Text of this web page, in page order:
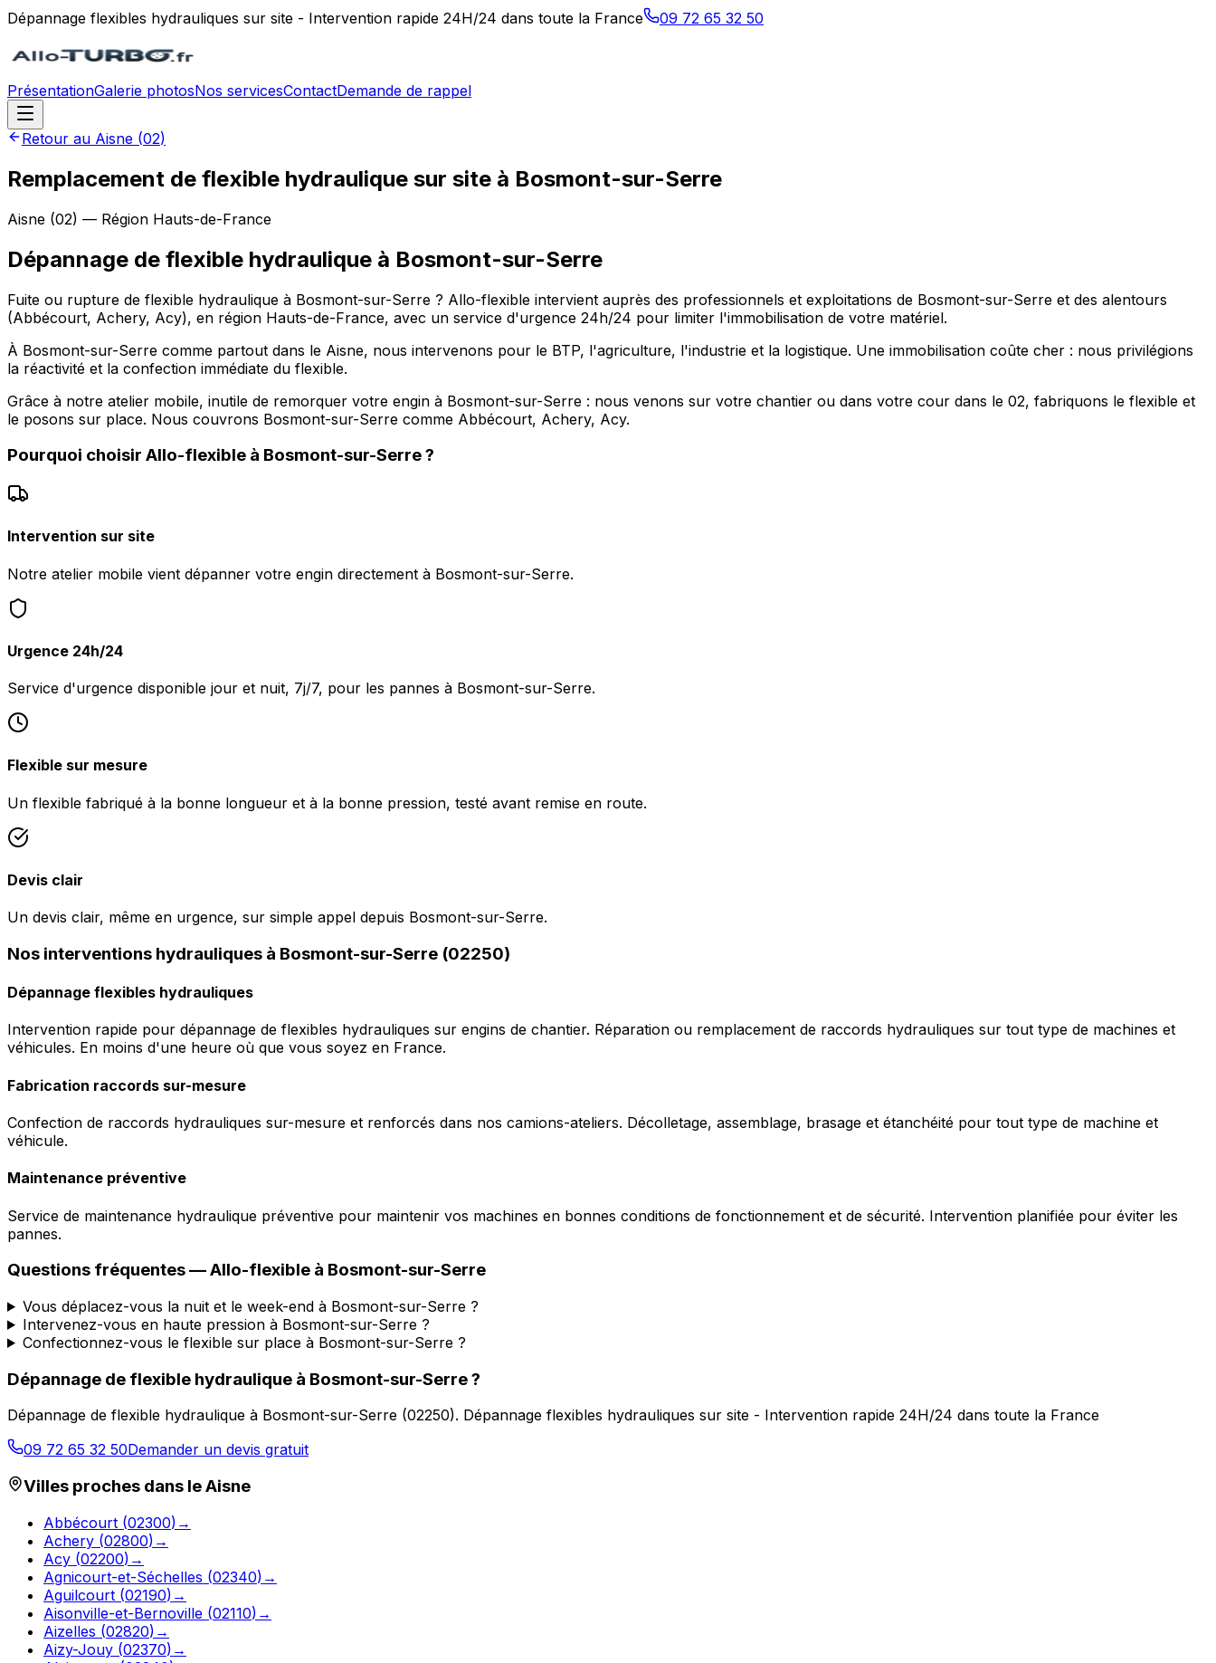
Dépannage flexibles hydrauliques sur site - Intervention rapide 24H/24 dans toute la France 09 72 65 32 50
PrésentationGalerie photosNos servicesContactDemande de rappel
Retour au Aisne (02)
Remplacement de flexible hydraulique sur site à Bosmont-sur-Serre
Aisne (02) — Région Hauts-de-France
Dépannage de flexible hydraulique à Bosmont-sur-Serre
Fuite ou rupture de flexible hydraulique à Bosmont-sur-Serre ? Allo-flexible intervient auprès des professionnels et exploitations de Bosmont-sur-Serre et des alentours
(Abbécourt, Achery, Acy), en région Hauts-de-France, avec un service d'urgence 24h/24 pour limiter l'immobilisation de votre matériel.
À Bosmont-sur-Serre comme partout dans le Aisne, nous intervenons pour le BTP, l'agriculture, l'industrie et la logistique. Une immobilisation coûte cher : nous privilégions
la réactivité et la confection immédiate du flexible.
Grâce à notre atelier mobile, inutile de remorquer votre engin à Bosmont-sur-Serre : nous venons sur votre chantier ou dans votre cour dans le 02, fabriquons le flexible et
le posons sur place. Nous couvrons Bosmont-sur-Serre comme Abbécourt, Achery, Acy.
Pourquoi choisir Allo-flexible à Bosmont-sur-Serre?
Intervention sur site
Notre atelier mobile vient dépanner votre engin directement à Bosmont-sur-Serre.
Urgence 24h/24
Service d'urgence disponible jour et nuit, 7j/7, pour les pannes à Bosmont-sur-Serre.
Flexible sur mesure
Un flexible fabriqué à la bonne longueur et à la bonne pression, testé avant remise en route.
Devis clair
Un devis clair, même en urgence, sur simple appel depuis Bosmont-sur-Serre.
Nos interventions hydrauliques à Bosmont-sur-Serre (02250)
Dépannage flexibles hydrauliques
Intervention rapide pour dépannage de flexibles hydrauliques sur engins de chantier. Réparation ou remplacement de raccords hydrauliques sur tout type de machines et
véhicules. En moins d'une heure où que vous soyez en France.
Fabrication raccords sur-mesure
Confection de raccords hydrauliques sur-mesure et renforcés dans nos camions-ateliers. Décolletage, assemblage, brasage et étanchéité pour tout type de machine et
véhicule.
Maintenance préventive
Service de maintenance hydraulique préventive pour maintenir vos machines en bonnes conditions de fonctionnement et de sécurité. Intervention planifiée pour éviter les
pannes.
Questions fréquentes —Allo-flexible à Bosmont-sur-Serre
Vous déplacez-vous la nuit et le week-end à Bosmont-sur-Serre ?
Intervenez-vous en haute pression à Bosmont-sur-Serre ?
Confectionnez-vous le flexible sur place à Bosmont-sur-Serre ?
Dépannage de flexible hydraulique à Bosmont-sur-Serre?
Dépannage de flexible hydraulique à Bosmont-sur-Serre (02250). Dépannage flexibles hydrauliques sur site - Intervention rapide 24H/24 dans toute la France
09 72 65 32 50Demander un devis gratuit
Villes proches dans leAisne
Abbécourt (02300) →
Achery (02800) →
Acy (02200) →
Agnicourt-et-Séchelles (02340) →
Aguilcourt (02190) →
Aisonville-et-Bernoville (02110) →
Aizelles (02820) →
Aizy-Jouy (02370) →